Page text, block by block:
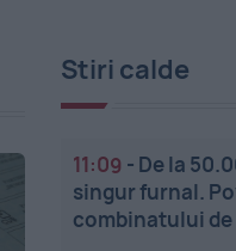
Stiri calde
11:09 - De la
singur furnal.
combinatului de